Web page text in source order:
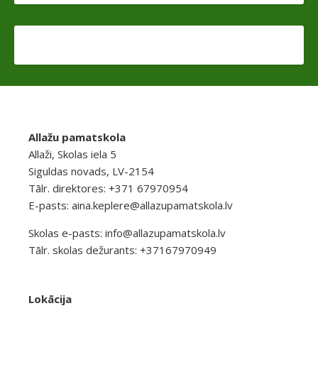
Allažu pamatskola
Allaži, Skolas iela 5
Siguldas novads, LV-2154
Tālr. direktores: +371 67970954
E-pasts: aina.keplere@allazupamatskola.lv
Skolas e-pasts: info@allazupamatskola.lv
Tālr. skolas dežurants: +37167970949
Lokācija